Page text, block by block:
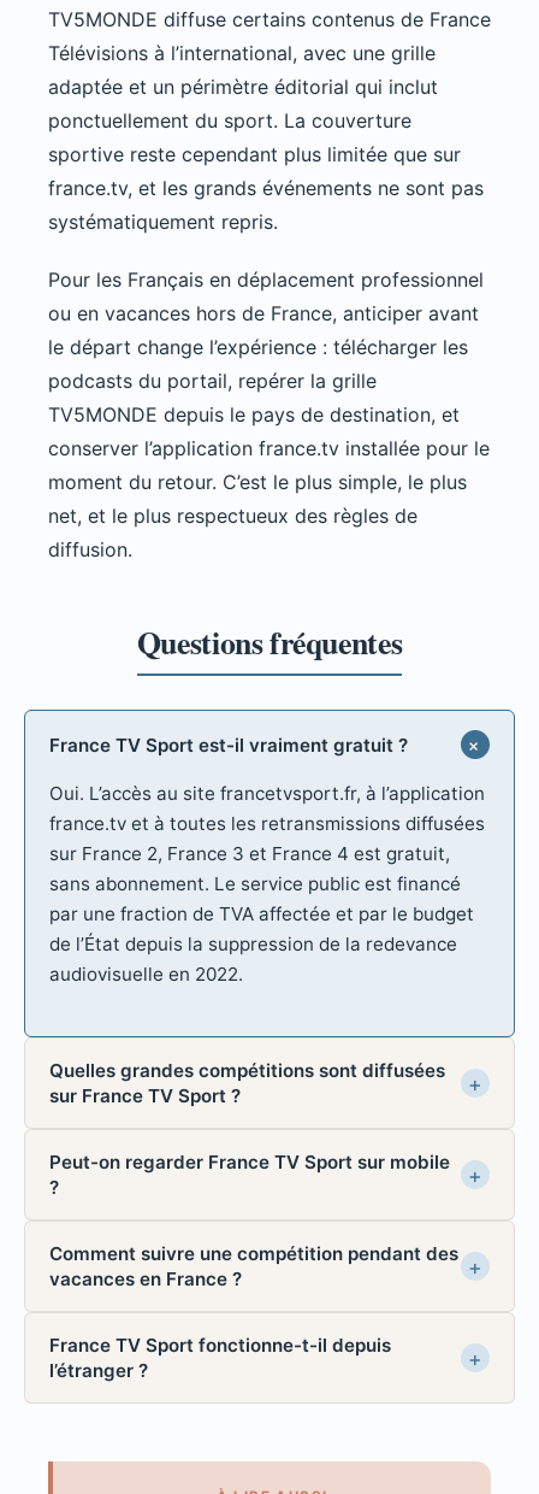
TV5MONDE diffuse certains contenus de France
Télévisions à l’international, avec une grille
adaptée et un périmètre éditorial qui inclut
ponctuellement du sport. La couverture
sportive reste cependant plus limitée que sur
france.tv, et les grands événements ne sont pas
systématiquement repris.
Pour les Français en déplacement professionnel
ou en vacances hors de France, anticiper avant
le départ change l’expérience : télécharger les
podcasts du portail, repérer la grille
TV5MONDE depuis le pays de destination, et
conserver l’application france.tv installée pour le
moment du retour. C’est le plus simple, le plus
net, et le plus respectueux des règles de
diffusion.
France TV Sport est-il vraiment gratuit ?
Oui. L’accès au site francetvsport.fr, à l’application
france.tv et à toutes les retransmissions diffusées
sur France 2, France 3 et France 4 est gratuit,
sans abonnement. Le service public est financé
par une fraction de TVA affectée et par le budget
de l’État depuis la suppression de la redevance
audiovisuelle en 2022.
Quelles grandes compétitions sont diffusées
sur France TV Sport ?
Peut-on regarder France TV Sport sur mobile
?
Comment suivre une compétition pendant des
vacances en France ?
France TV Sport fonctionne-t-il depuis
l’étranger ?